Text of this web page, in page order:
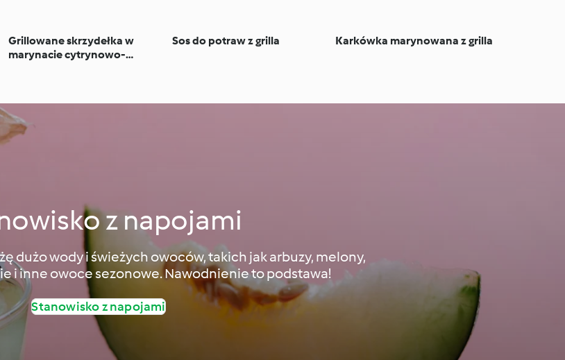
Grillowane skrzydełka w
marynacie cytrynowo-
Sos do potraw z grilla Karkówka marynowana z grilla
z napojami
dużo wody i świeżych owoców, takich jak arbuzy, melony,
i inne owoce sezonowe. Nawodnienie to podstawa!
Stanowisko z napojami